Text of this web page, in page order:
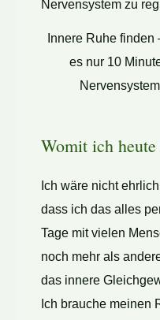
Innere Ruhe
es nur 10
Womit ich
Ich wäre nicht
dass ich das alles
Tage mit vielen
noch mehr als
das innere
Ich brauche meinen